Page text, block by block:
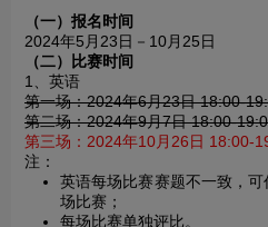
（一）报名时间
2024年5月23日－10月25日
（二）比赛时间
1、英语
第一场：2024年6月23日 18:00-
第二场：2024年9月7日 18:00-
第三场：2024年10月26日 18:00-
注：
英语每场比赛赛题不一致，
场比赛；
每场比赛单独评比。